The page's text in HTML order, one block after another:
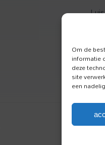
Om de
informatie
deze
site
een